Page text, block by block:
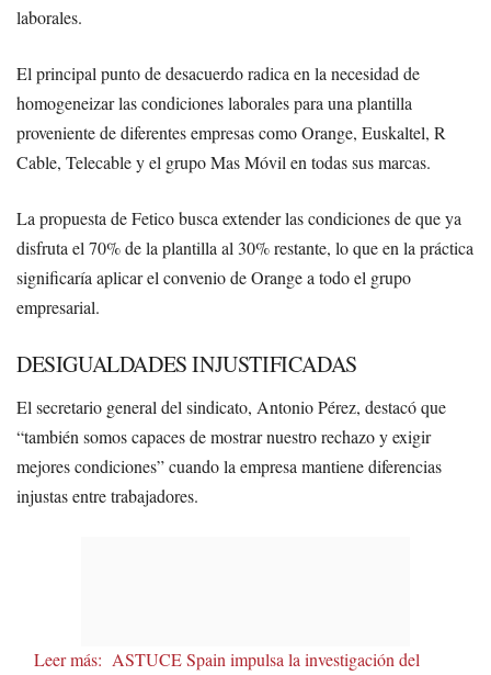
laborales.
El principal punto de desacuerdo radica en la necesidad de
homogeneizar las condiciones laborales para una plantilla
proveniente de diferentes empresas como Orange, Euskaltel, R
Cable, Telecable y el grupo Mas Móvil en todas sus marcas.
La propuesta de Fetico busca extender las condiciones de que ya
disfruta el 70% de la plantilla al 30% restante, lo que en la práctica
significaría aplicar el convenio de Orange a todo el grupo
empresarial.
DESIGUALDADES INJUSTIFICADAS
El secretario general del sindicato, Antonio Pérez, destacó que
“también somos capaces de mostrar nuestro rechazo y exigir
mejores condiciones” cuando la empresa mantiene diferencias
injustas entre trabajadores.
Leer más: ASTUCE Spain impulsa la investigación del